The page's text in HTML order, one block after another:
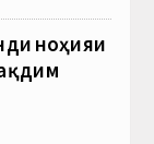
ноҳияи